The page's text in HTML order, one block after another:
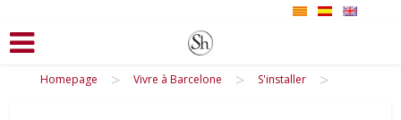
Homepage > Vivre à Barcelone > S'installer >